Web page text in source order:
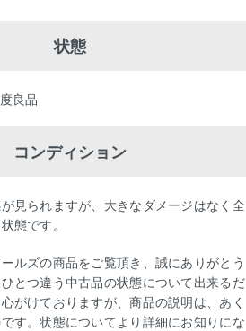
状態
良品
コンディション
見られますが、大きなダメージはなく全
態です。
ルズの商品をご覧頂き、誠にありがとう
とつ違う中古品の状態について出来るだ
がけておりますが、商品の説明は、あく
す。状態についてより詳細にお知りにな